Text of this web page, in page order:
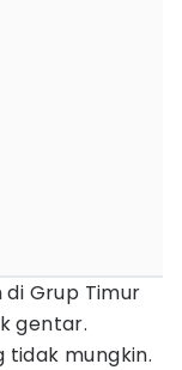
Grup Timur
gentar.
tidak mungkin.